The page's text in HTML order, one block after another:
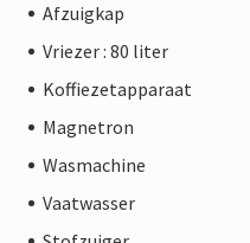
Afzuigkap
Vriezer : 80 liter
Koffiezetapparaat
Magnetron
Wasmachine
Vaatwasser